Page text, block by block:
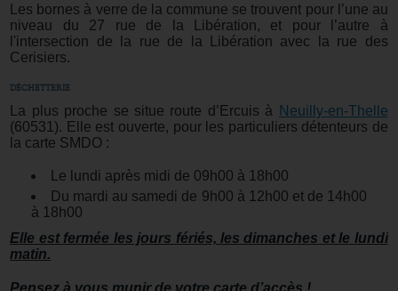
Les bornes à verre de la commune se trouvent pour l’une au
niveau du 27 rue de la Libération, et pour l’autre à
l'intersection de la rue de la Libération avec la rue des
Cerisiers.
DÉCHETTERIE
La plus proche se situe route d’Ercuis à
Neuilly-en-Thelle
(60531). Elle est ouverte, pour les particuliers détenteurs de
la carte SMDO :
Le lundi après midi de 09h00 à 18h00
Du mardi au samedi de 9h00 à 12h00 et de 14h00
à 18h00
Elle est fermée les jours fériés, les dimanches et le lundi
matin.
Pensez à vous munir de votre carte d’accès !